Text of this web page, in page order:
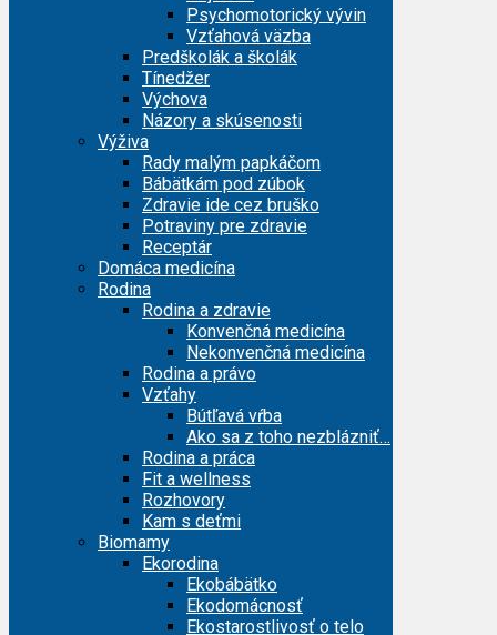
Psychomotorický vývin
Vzťahová väzba
Predškolák a školák
Tínedžer
Výchova
Názory a skúsenosti
Výživa
Rady malým papkáčom
Bábätkám pod zúbok
Zdravie ide cez bruško
Potraviny pre zdravie
Receptár
Domáca medicína
Rodina
Rodina a zdravie
Konvenčná medicína
Nekonvenčná medicína
Rodina a právo
Vzťahy
Bútľavá vŕba
Ako sa z toho nezblázniť…
Rodina a práca
Fit a wellness
Rozhovory
Kam s deťmi
Biomamy
Ekorodina
Ekobábätko
Ekodomácnosť
Ekostarostlivosť o telo